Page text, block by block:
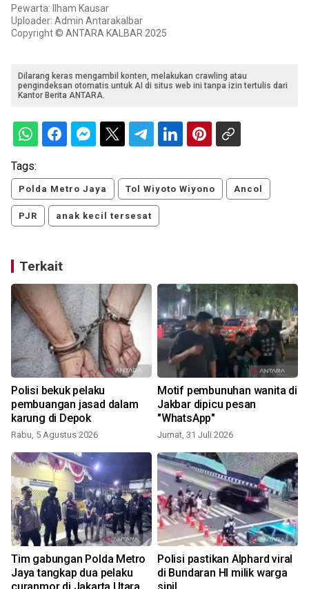
Pewarta: Ilham Kausar
Uploader: Admin Antarakalbar
Copyright © ANTARA KALBAR 2025
Dilarang keras mengambil konten, melakukan crawling atau
pengindeksan otomatis untuk AI di situs web ini tanpa izin tertulis dari
Kantor Berita ANTARA.
Tags:
Polda Metro Jaya Tol Wiyoto Wiyono Ancol
PJR anak kecil tersesat
Terkait
Polisi bekuk pelaku
pembuangan jasad dalam
karung di Depok
Rabu, 5 Agustus 2026
Motif pembunuhan wanita di
Jakbar dipicu pesan
"WhatsApp"
Jumat, 31 Juli 2026
Tim gabungan Polda Metro
Jaya tangkap dua pelaku
Polisi pastikan Alphard viral
di Bundaran HI milik warga